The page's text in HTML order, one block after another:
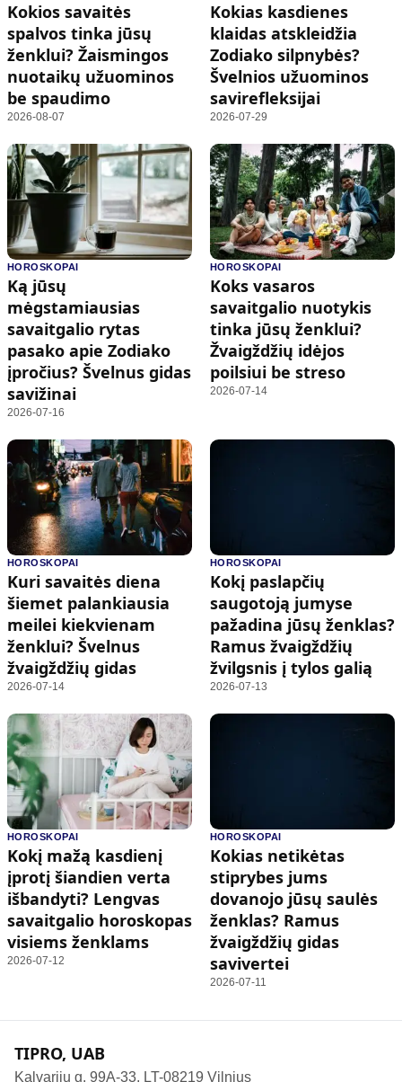
Kokios savaitės
spalvos tinka jūsų
ženklui? Žaismingos
nuotaikų užuominos
be spaudimo
2026-08-07
Kokias kasdienes
klaidas atskleidžia
Zodiako silpnybės?
Švelnios užuominos
savirefleksijai
2026-07-29
HOROSKOPAI
Ką jūsų
mėgstamiausias
savaitgalio rytas
pasako apie Zodiako
įpročius? Švelnus gidas
savižinai
2026-07-16
HOROSKOPAI
Koks vasaros
savaitgalio nuotykis
tinka jūsų ženklui?
Žvaigždžių idėjos
poilsiui be streso
2026-07-14
HOROSKOPAI
Kuri savaitės diena
šiemet palankiausia
meilei kiekvienam
ženklui? Švelnus
žvaigždžių gidas
2026-07-14
HOROSKOPAI
Kokį paslapčių
saugotoją jumyse
pažadina jūsų ženklas?
Ramus žvaigždžių
žvilgsnis į tylos galią
2026-07-13
HOROSKOPAI
Kokį mažą kasdienį
įprotį šiandien verta
išbandyti? Lengvas
savaitgalio horoskopas
visiems ženklams
2026-07-12
HOROSKOPAI
Kokias netikėtas
stiprybes jums
dovanojo jūsų saulės
ženklas? Ramus
žvaigždžių gidas
savivertei
2026-07-11
TIPRO, UAB
Kalvarijų g. 99A-33, LT-08219 Vilnius